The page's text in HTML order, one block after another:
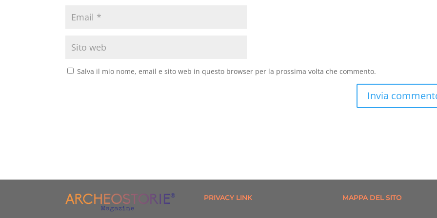
Salva il mio nome, email e sito web in questo browser per la prossima volta che commento.
PRIVACY LINK MAPPA DEL SITO